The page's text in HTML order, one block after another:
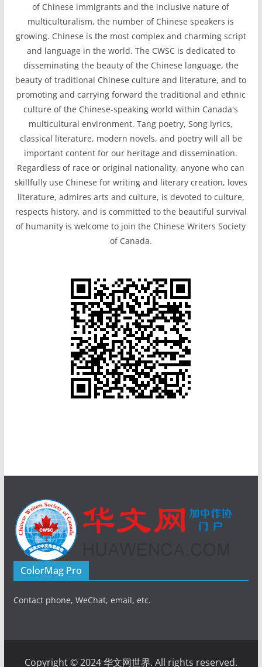
of Chinese immigrants and the inclusive nature of
multiculturalism, the number of Chinese speakers is
growing. Chinese is the most complex and charming script
and language in the world. The CWSC is dedicated to
disseminating the beauty of the Chinese language, the
beauty of traditional Chinese culture and literature, and to
promoting and carrying forward the traditional and ethnic
culture of the Chinese-speaking world within Canada's
multicultural environment. Tang poetry, Song lyrics,
classical literature, modern novels, and poetry will all be
important content for our heritage and dissemination.
Regardless of race or original nationality, anyone who can
skillfully use Chinese for writing and literary creation, loves
literature, admires arts and culture, is devoted to culture,
respects history, and is committed to the beautiful survival
of humanity is welcome to join the Chinese Writers Society
of Canada.
ColorMag Pro
Contact phone, WeChat, email, etc.